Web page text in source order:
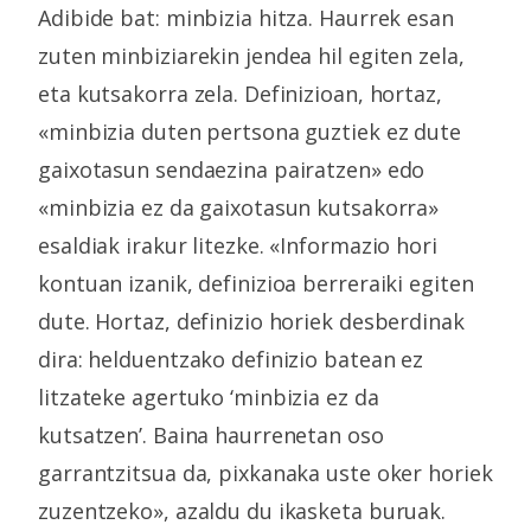
Adibide bat: minbizia hitza. Haurrek esan
zuten minbiziarekin jendea hil egiten zela,
eta kutsakorra zela. Definizioan, hortaz,
«minbizia duten pertsona guztiek ez dute
gaixotasun sendaezina pairatzen» edo
«minbizia ez da gaixotasun kutsakorra»
esaldiak irakur litezke. «Informazio hori
kontuan izanik, definizioa berreraiki egiten
dute. Hortaz, definizio horiek desberdinak
dira: helduentzako definizio batean ez
litzateke agertuko ‘minbizia ez da
kutsatzen’. Baina haurrenetan oso
garrantzitsua da, pixkanaka uste oker horiek
zuzentzeko», azaldu du ikasketa buruak.